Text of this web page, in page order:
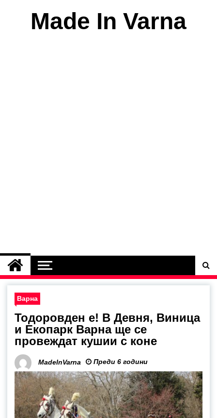
Made In Varna
Варна
Тодоровден е! В Девня, Виница
и Екопарк Варна ще се
провеждат кушии с коне
MadeInVarna Преди 6 години